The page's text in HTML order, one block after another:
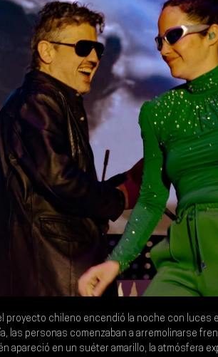
proyecto chileno encendió la noche con luces
las personas comenzaban a arremolinarse
apareció en un suéter amarillo, la atmósfera